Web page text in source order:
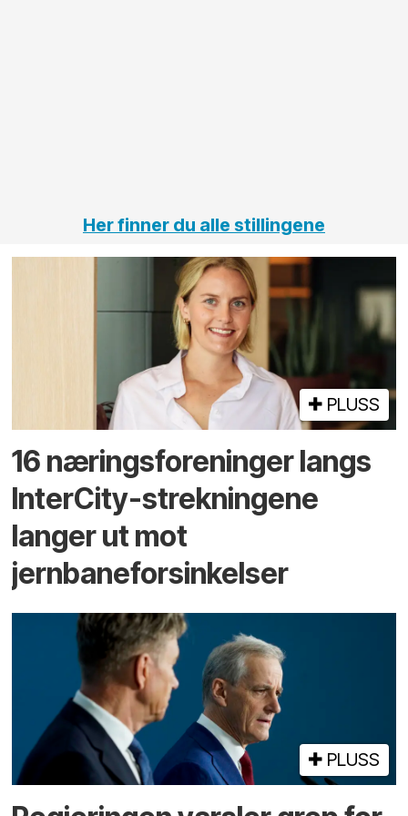
Her finner du alle stillingene
PLUSS
16 næringsforeninger langs
InterCity-strekningene
langer ut mot
jernbaneforsinkelser
PLUSS